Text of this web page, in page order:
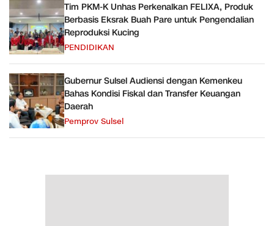
Tim PKM-K Unhas Perkenalkan FELIXA, Produk
Berbasis Eksrak Buah Pare untuk Pengendalian
Reproduksi Kucing
PENDIDIKAN
Gubernur Sulsel Audiensi dengan Kemenkeu
Bahas Kondisi Fiskal dan Transfer Keuangan
Daerah
Pemprov Sulsel